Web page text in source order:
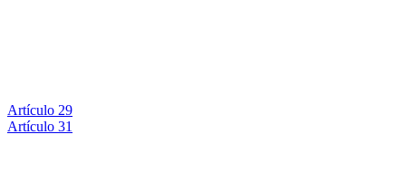
Artículo 29
Artículo 31